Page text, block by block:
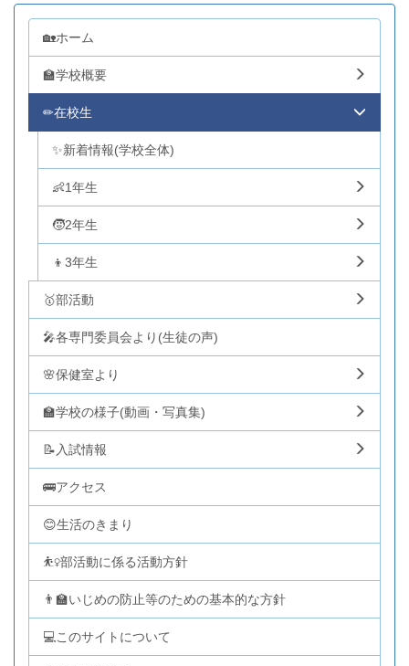
🏡ホーム
🏫学校概要
✏在校生
✨新着情報(学校全体)
👶1年生
🧒2年生
👦3年生
🥇部活動
🎤各専門委員会より(生徒の声)
🌸保健室より
🏫学校の様子(動画・写真集)
📝入試情報
🚌アクセス
😊生活のきまり
⛹️‍♀️部活動に係る活動方針
👨‍🏫いじめの防止等のための基本的な方針
💻このサイトについて